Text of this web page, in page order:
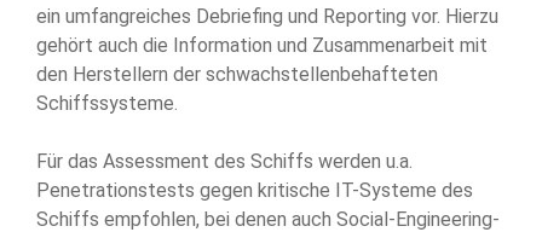
ein umfangreiches Debriefing und Reporting vor. Hierzu
gehört auch die Information und Zusammenarbeit mit
den Herstellern der schwachstellenbehafteten
Schiffssysteme.
Für das Assessment des Schiffs werden u.a.
Penetrationstests gegen kritische IT-Systeme des
Schiffs empfohlen, bei denen auch Social-Engineering-